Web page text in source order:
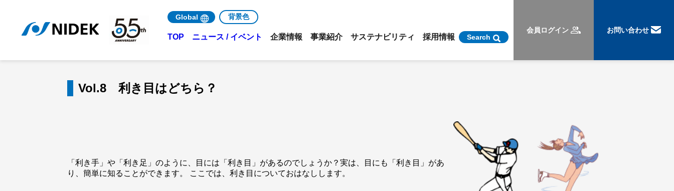
Global 背景色
TOP ニュース / イベント 企業情報 事業紹介 サステナビリティ 採用情報 Search
会員ログイン お問い合わせ
Vol.8 利き目はどちら？
「利き手」や「利き足」のように、目には「利き目」があるのでしょうか？実は、目にも「利き目」があ
り、簡単に知ることができます。 ここでは、利き目についておはなしします。